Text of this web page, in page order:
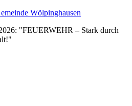
Wölpinghausen
"FEUERWEHR – Stark durch